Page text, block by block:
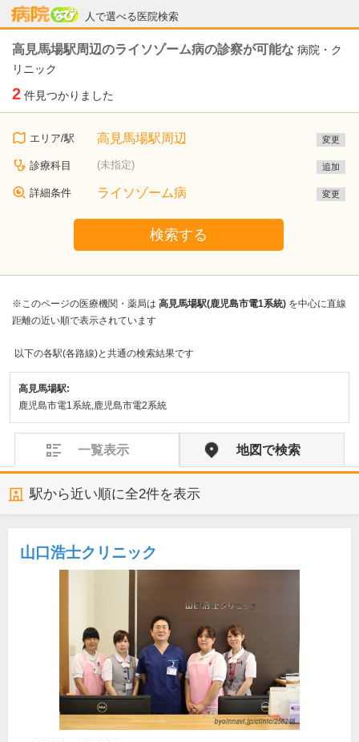
人で選べる医院検索
病院なび
高見馬場駅周辺のライソゾーム病の診察が可能な 病院・ク
リニック
2 件見つかりました
エリア/駅 高見馬場駅周辺 変更
診療科目 (未指定) 追加
詳細条件 ライソゾーム病 変更
検索する
※このページの医療機関・薬局は 高見馬場駅(鹿児島市電1系統) を中心に直線
距離の近い順で表示されています
以下の各駅(各路線)と共通の検索結果です
高見馬場駅:
鹿児島市電1系統,鹿児島市電2系統
一覧表示 地図で検索
駅から近い順に全2件を表示
山口浩士クリニック